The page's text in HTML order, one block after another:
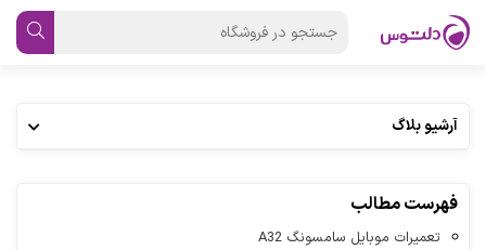
آرشیو بلاگ
فهرست مطالب
تعمیرات موبایل سامسونگ A32